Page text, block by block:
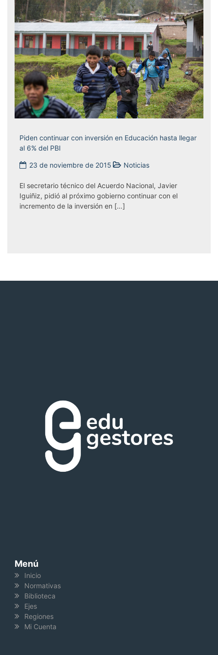
Piden continuar con inversión en Educación hasta llegar
al 6% del PBI
23 de noviembre de 2015 Noticias
iguiñiz,
inversión
El secretario técnico del Acuerdo Nacional, Javier
Iguiñiz, pidió al próximo gobierno continuar con el
incremento de la inversión en […]
Menú
Inicio
Normativas
Biblioteca
Ejes
Regiones
Mi Cuenta